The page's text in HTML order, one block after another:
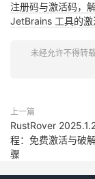
注册码与激活码，
JetBrains 工具的激
未经允许不得转载
上一篇
RustRover
程：免费激活与破
骤